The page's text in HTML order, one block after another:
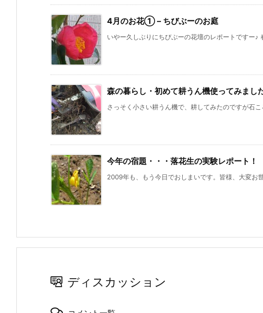
4月のお花① – ちびぶーのお庭
いやー久しぶりにちびぶーの花壇のレポートですー♪
森の暮らし・初めて耕うん機使ってみまし
さっそく小さい耕うん機で、耕してみたのですが石
今年の宿題・・・落花生の実験レポート！
2009年も、もう今日でおしまいです。皆様、大変お
ディスカッション